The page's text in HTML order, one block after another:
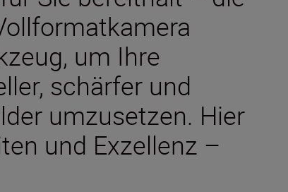
um Ihre
schärfer und
umzusetzen. Hier
und Exzellenz –